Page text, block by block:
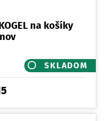
na košíky
SKLADOM